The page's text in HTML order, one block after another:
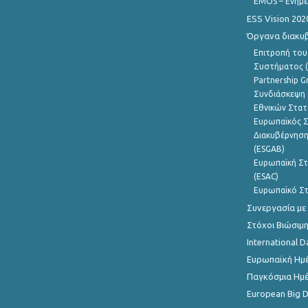
ESS Vision
Όργανα
Επιτροπή
Συστήματος
Partnership
Εθνικών
Ευρωπαϊκός
(ESGAB)
Ευρωπαϊκή
(ESAC)
Ευρωπαϊκό
Συνεργασία με
Στόχοι
International
Ευρωπαϊκή
Παγκόσμια
European Big